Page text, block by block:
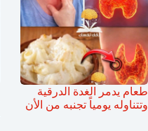
طعام يدمر الغدة الدرقية
وتتناوله يومياً تجنبه من الأن